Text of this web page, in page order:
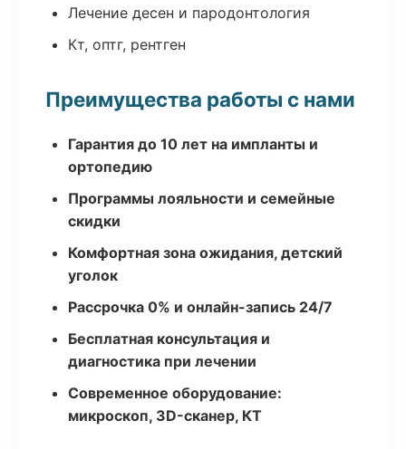
Лечение десен и пародонтология
Кт, оптг, рентген
Преимущества работы с нами
Гарантия до 10 лет на импланты и
ортопедию
Программы лояльности и семейные
скидки
Комфортная зона ожидания, детский
уголок
Рассрочка 0% и онлайн-запись 24/7
Бесплатная консультация и
диагностика при лечении
Современное оборудование:
микроскоп, 3D-сканер, КТ